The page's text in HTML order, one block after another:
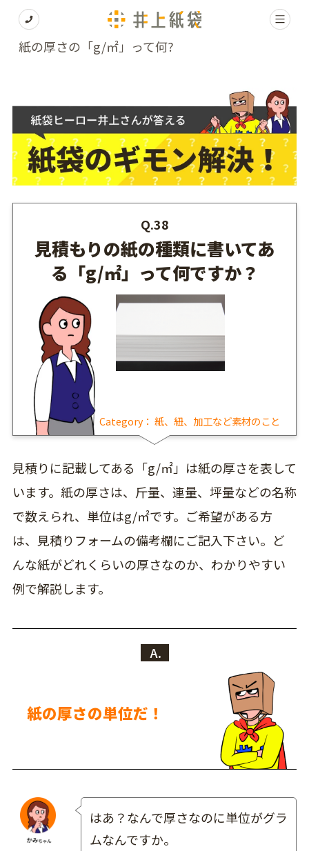
紙の厚さの「g/㎡」って何?
Q.38
見積もりの紙の種類に書いてあ
る「g/㎡」って何ですか？
Category：紙、紐、加工など素材のこと
見積りに記載してある「g/㎡」は紙の厚さを表して
います。紙の厚さは、斤量、連量、坪量などの名称
で数えられ、単位はg/㎡です。ご希望がある方
は、見積りフォームの備考欄にご記入下さい。ど
んな紙がどれくらいの厚さなのか、わかりやすい
例で解説します。
A.
紙の厚さの単位だ！
はあ？なんで厚さなのに単位がグラ
ムなんですか。